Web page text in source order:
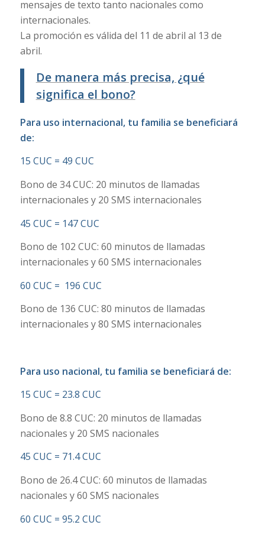
mensajes de texto tanto nacionales como
internacionales.
La promoción es válida del 11 de abril al 13 de
abril.
De manera más precisa, ¿qué
significa el bono?
Para uso internacional, tu familia se beneficiará
de:
15 CUC = 49 CUC
Bono de 34 CUC: 20 minutos de llamadas
internacionales y 20 SMS internacionales
45 CUC = 147 CUC
Bono de 102 CUC: 60 minutos de llamadas
internacionales y 60 SMS internacionales
60 CUC = 196 CUC
Bono de 136 CUC: 80 minutos de llamadas
internacionales y 80 SMS internacionales
Para uso nacional, tu familia se beneficiará de:
15 CUC = 23.8 CUC
Bono de 8.8 CUC: 20 minutos de llamadas
nacionales y 20 SMS nacionales
45 CUC = 71.4 CUC
Bono de 26.4 CUC: 60 minutos de llamadas
nacionales y 60 SMS nacionales
60 CUC = 95.2 CUC